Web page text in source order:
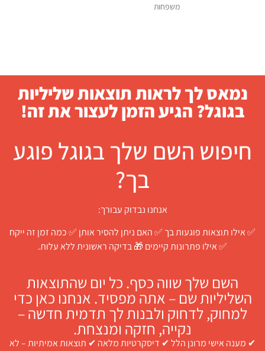
משפחות
נמאס לך לראות תוצאות שליליות
בגוגל? הגיע הזמן לעצור את זה!
חיפוש השם שלך בגוגל פוגע
בך?
אנחנו נבדוק עבורך:
✅ אילו תוצאות פוגעות בך ✅ האם ניתן להסיר אותן ✅ כמה זמן זה ייקח
✅ אילו פתרונות קיימים 🎁 בדיקה ראשונית ללא עלות.
השם שלך שווה כסף. כל יום שהתוצאות
השליליות שם – אתה מפסיד. אנחנו כאן כדי
למחוק, לדחוק ולבנות לך תדמית חדשה –
נקייה, חזקה ומנצחת.
✔ מענה אישי מרונן הלל ✔ דיסקרטיות מלאה ✔ תוצאות אמיתיות – לא